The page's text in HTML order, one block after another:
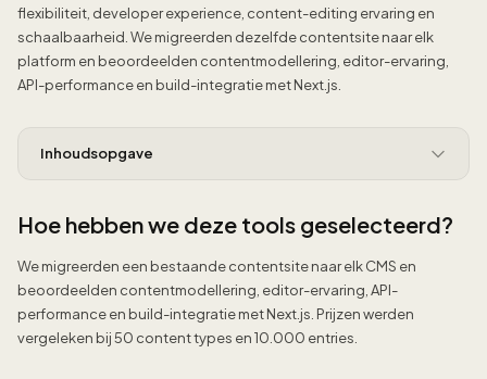
flexibiliteit, developer experience, content-editing ervaring en
schaalbaarheid. We migreerden dezelfde contentsite naar elk
platform en beoordeelden contentmodellering, editor-ervaring,
API-performance en build-integratie met Next.js.
Inhoudsopgave
Hoe hebben we deze tools geselecteerd?
We migreerden een bestaande contentsite naar elk CMS en
beoordeelden contentmodellering, editor-ervaring, API-
performance en build-integratie met Next.js. Prijzen werden
vergeleken bij 50 content types en 10.000 entries.